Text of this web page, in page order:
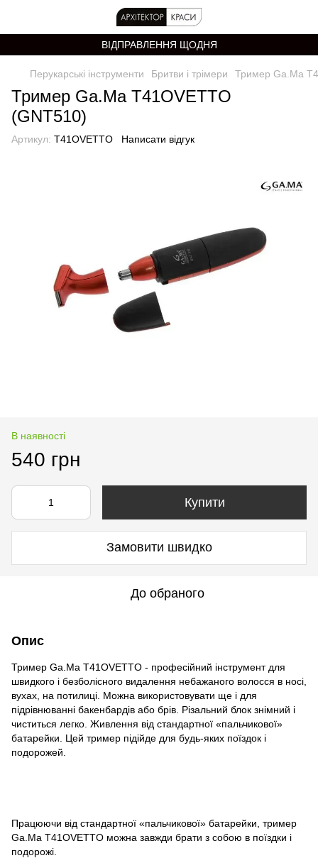
ВІДПРАВЛЕННЯ ЩОДНЯ
Перукарські інструменти Бритви і трімери Тример Ga.Ma
Тример Ga.Ma T41OVETTO
(GNT510)
Артикул: T41OVETTO Написати відгук
В наявності
540 грн
Купити
Замовити швидко
До обраного
Опис
Тример Ga.Ma T41OVETTO - професійний інструмент для
швидкого і безболісного видалення небажаного волосся в носі,
вухах, на потилиці. Можна використовувати ще і для
підрівнюванні бакенбардів або брів. Різальний блок знімний і
чиститься легко. Живлення від стандартної «пальчикової»
батарейки. Цей тример підійде для будь-яких поїздок і
подорожей.
Працюючи від стандартної «пальчикової» батарейки, тример
Ga.Ma T41OVETTO можна завжди брати з собою в поїздки і
подорожі.